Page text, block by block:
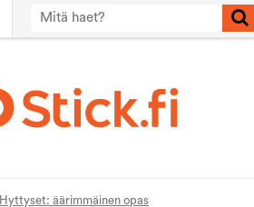
Hyttyset: äärimmäinen opas